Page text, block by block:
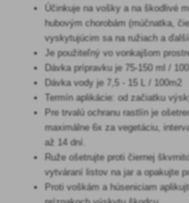
Účinkuje na vošky a na škodlivé
hubovým chorobám (múčnatka,
vyskytujúcim sa na ružiach a
Je použiteľný vo vonkajšom
Dávka prípravku je 75-150 ml /
Dávka vody je 7,5 - 15 L / 100m2
Termín aplikácie: od začiatku
Pre trvalú ochranu rastlín je
maximálne 6x za vegetáciu,
až 14 dní.
Ruže ošetrujte proti čiernej
vytváraní listov na jar a opakujte
Proti voškám a húseniciam